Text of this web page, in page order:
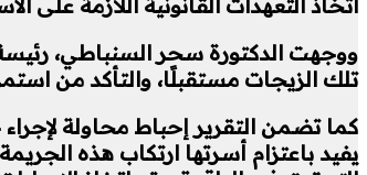
اتخاذ التعهدات القانونية اللازمة على
ووجهت الدكتورة سحر السنباطي،
تلك الزيجات مستقبلًا، والتأكد من
يفيد باعتزام أسرتها ارتكاب هذه